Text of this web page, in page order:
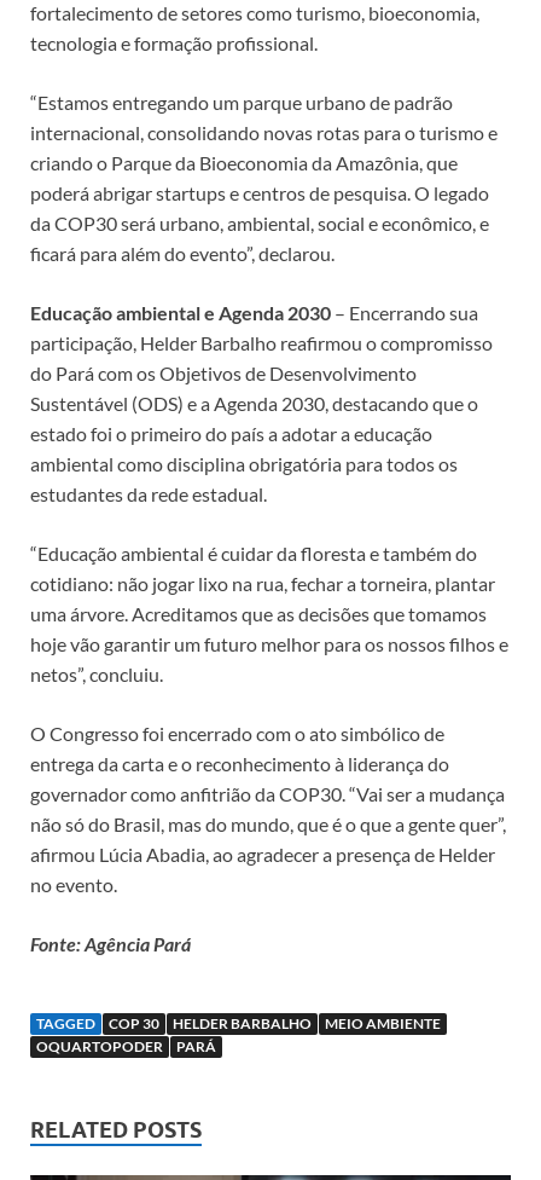
fortalecimento de setores como turismo, bioeconomia,
tecnologia e formação profissional.
“Estamos entregando um parque urbano de padrão
internacional, consolidando novas rotas para o turismo e
criando o Parque da Bioeconomia da Amazônia, que
poderá abrigar startups e centros de pesquisa. O legado
da COP30 será urbano, ambiental, social e econômico, e
ficará para além do evento”, declarou.
Educação ambiental e Agenda 2030 – Encerrando sua
participação, Helder Barbalho reafirmou o compromisso
do Pará com os Objetivos de Desenvolvimento
Sustentável (ODS) e a Agenda 2030, destacando que o
estado foi o primeiro do país a adotar a educação
ambiental como disciplina obrigatória para todos os
estudantes da rede estadual.
“Educação ambiental é cuidar da floresta e também do
cotidiano: não jogar lixo na rua, fechar a torneira, plantar
uma árvore. Acreditamos que as decisões que tomamos
hoje vão garantir um futuro melhor para os nossos filhos e
netos”, concluiu.
O Congresso foi encerrado com o ato simbólico de
entrega da carta e o reconhecimento à liderança do
governador como anfitrião da COP30. “Vai ser a mudança
não só do Brasil, mas do mundo, que é o que a gente quer”,
afirmou Lúcia Abadia, ao agradecer a presença de Helder
no evento.
Fonte: Agência Pará
TAGGED COP 30 HELDER BARBALHO
MEIO AMBIENTE
OQUARTOPODER
PARÁ
RELATED POSTS